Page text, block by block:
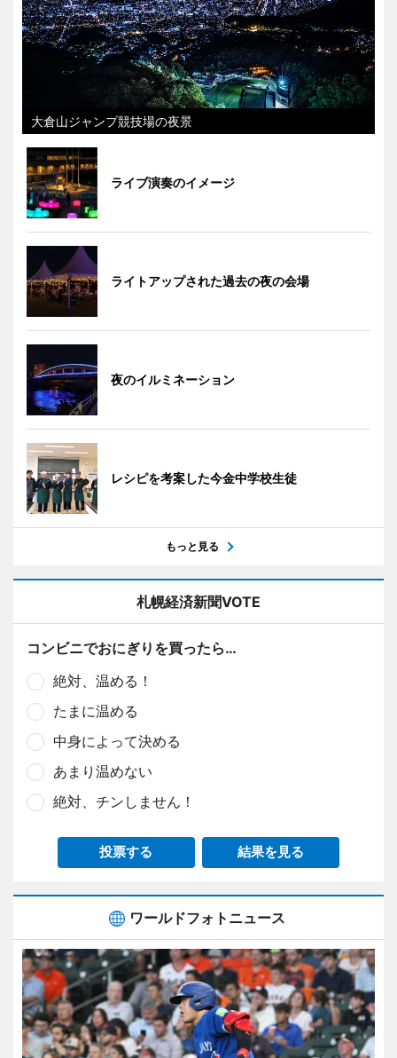
大倉山ジャンプ競技場の夜景
ライブ演奏のイメージ
ライトアップされた過去の夜の会場
夜のイルミネーション
レシピを考案した今金中学校生徒
もっと見る
札幌経済新聞VOTE
コンビニでおにぎりを買ったら…
絶対、温める！
たまに温める
中身によって決める
あまり温めない
絶対、チンしません！
投票する 結果を見る
ワールドフォトニュース